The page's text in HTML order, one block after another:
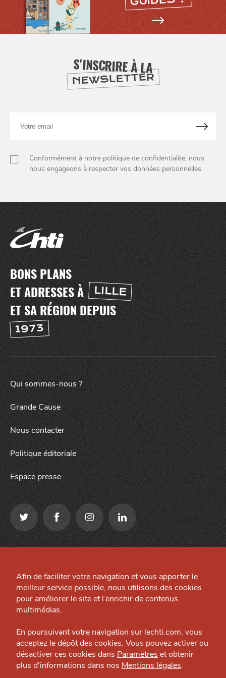
Grande Cause
Nous contacter
Politique éditoriale
Espace presse
HTITE
C
A
N
S'INSCRIRE À LA
NEWSLETTER
email
Conformément à notre politique de confidentialité, nous
nous engageons à respecter vos données personnelles.
BONS PLANS
ET ADRESSES À
LILLE
ET SA RÉGION DEPUIS
1973
Qui sommes-nous ?
Grande Cause
Nous contacter
Politique éditoriale
Espace presse
Préférences cookies
Site créé par
Afin de faciliter votre navigation et vous apporter le
meilleur service possible, nous utilisons des cookies
pour améliorer le site et l’enrichir de contenus
multimédias.
En poursuivant votre navigation sur lechti.com, vous
acceptez le dépôt des cookies. Vous pouvez activer ou
désactiver ces cookies dans Paramètres et obtenir
plus d'informations dans nos Mentions légales.